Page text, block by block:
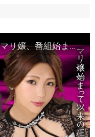
マリ嬢 2nd STORY～第2夜～【マリ嬢、番組始まって以来の圧勝劇】